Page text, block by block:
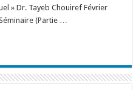
» Dr. Tayeb Chouiref Février
(Partie …